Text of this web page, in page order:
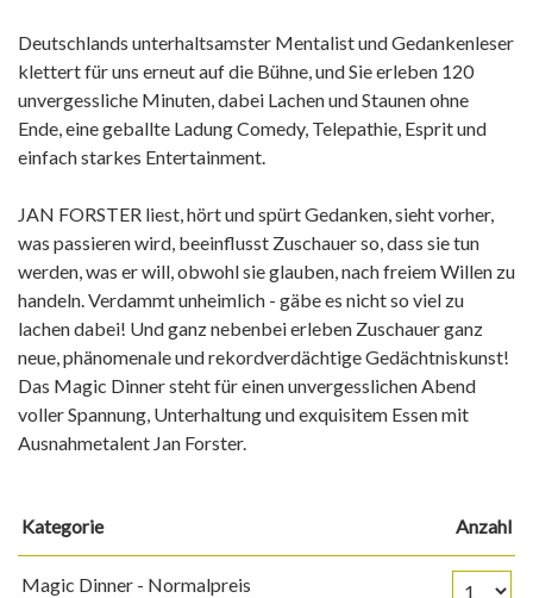
Deutschlands unterhaltsamster Mentalist und Gedankenleser
klettert für uns erneut auf die Bühne, und Sie erleben 120
unvergessliche Minuten, dabei Lachen und Staunen ohne
Ende, eine geballte Ladung Comedy, Telepathie, Esprit und
einfach starkes Entertainment.
JAN FORSTER liest, hört und spürt Gedanken, sieht vorher,
was passieren wird, beeinflusst Zuschauer so, dass sie tun
werden, was er will, obwohl sie glauben, nach freiem Willen zu
handeln. Verdammt unheimlich - gäbe es nicht so viel zu
lachen dabei! Und ganz nebenbei erleben Zuschauer ganz
neue, phänomenale und rekordverdächtige Gedächtniskunst!
Das Magic Dinner steht für einen unvergesslichen Abend
voller Spannung, Unterhaltung und exquisitem Essen mit
Ausnahmetalent Jan Forster.
Kategorie Anzahl
Magic Dinner - Normalpreis
Anzahl